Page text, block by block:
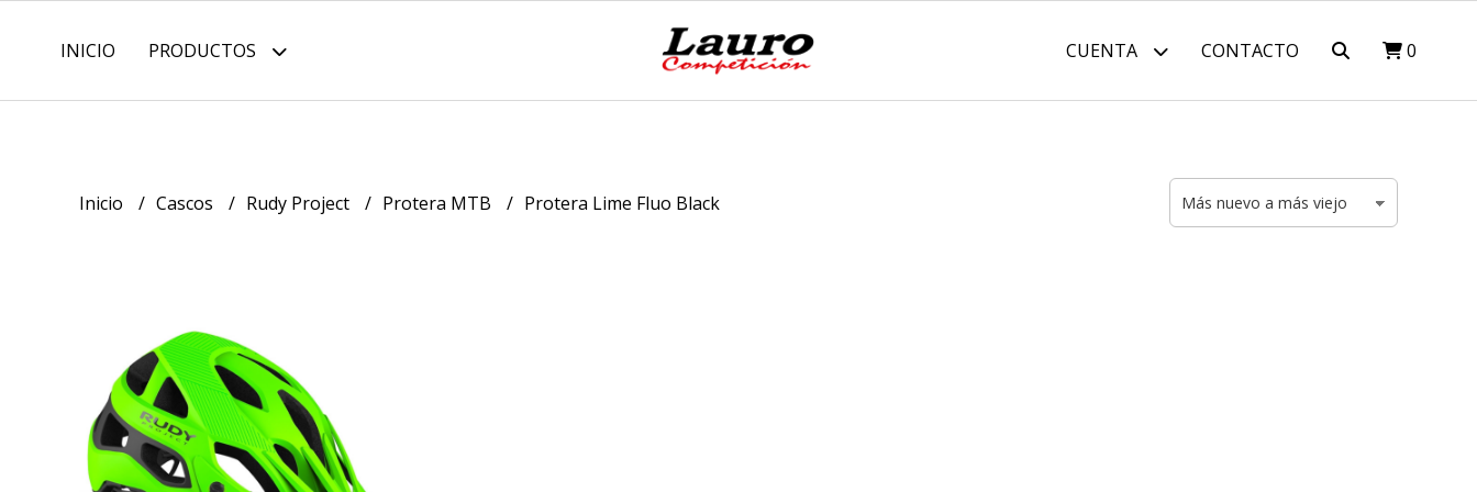
INICIO PRODUCTOS CUENTA CONTACTO 0
Inicio Cascos Rudy Project Protera MTB Protera Lime Fluo Black